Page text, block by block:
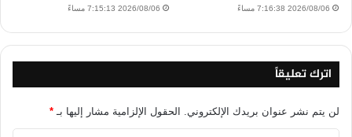
2026/08/06 7:16:38 مساءً 2026/08/06 7:15:13 مساءً
اترك تعليقاً
لن يتم نشر عنوان بريدك الإلكتروني. الحقول الإلزامية مشار إليها بـ *